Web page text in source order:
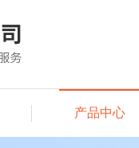
产品中心